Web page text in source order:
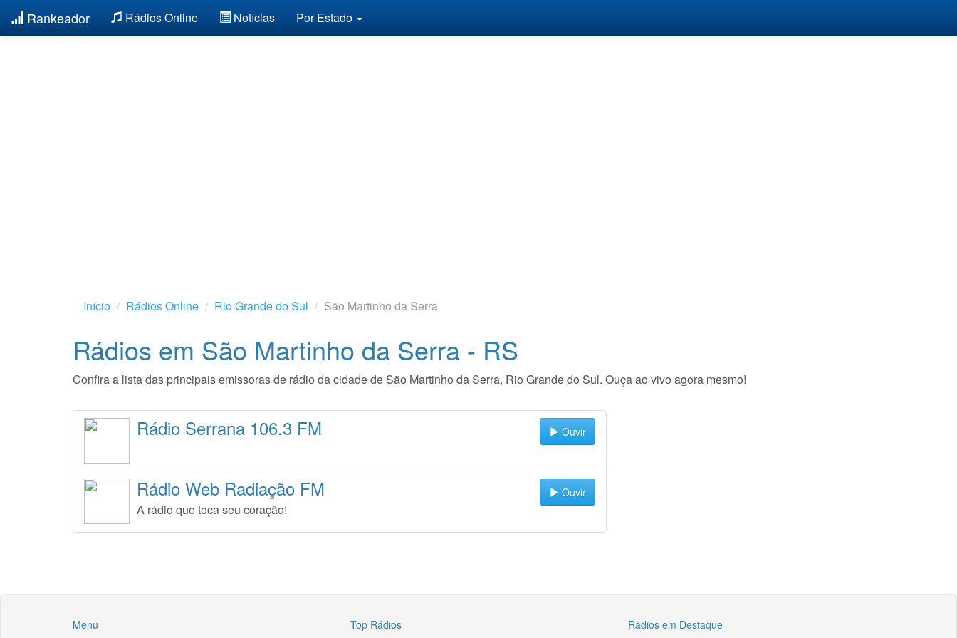
Rankeador Rádios Online Notícias Por Estado
Início Rádios Online Rio Grande do Sul São Martinho da Serra
Rádios em São Martinho da Serra - RS
Confira a lista das principais emissoras de rádio da cidade de São Martinho da Serra, Rio Grande do Sul. Ouça ao vivo agora mesmo!
Ouvir
Rádio Serrana 106.3 FM
Ouvir
Rádio Web Radiação FM
A rádio que toca seu coração!
Menu Top Rádios Rádios em Destaque